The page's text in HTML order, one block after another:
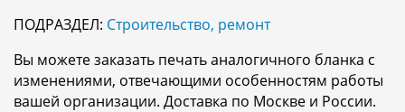
ПОДРАЗДЕЛ: Строительство, ремонт
Вы можете заказать печать аналогичного бланка с
изменениями, отвечающими особенностям работы
вашей организации. Доставка по Москве и России.